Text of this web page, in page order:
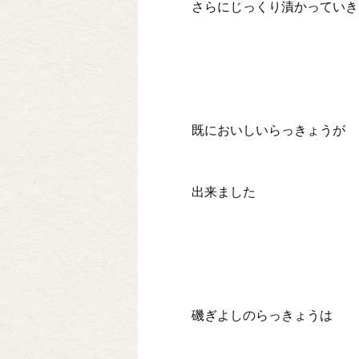
さらにじっくり漬かってい
既においしいらっきょうが
出来ました
磯ぎよしのらっきょうは